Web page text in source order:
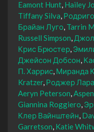
Eamont Hunt Hailey
Tiffany Silva
Брайан Луго Tarrin
Russell Simpson
Крис Брюстер
Джейсон Добсон
П. Харрис Миранда
Kratzer Роджер
Aeryn Peterson
Giannina Roggiero
Клер Вайнштейн
Garretson Katie